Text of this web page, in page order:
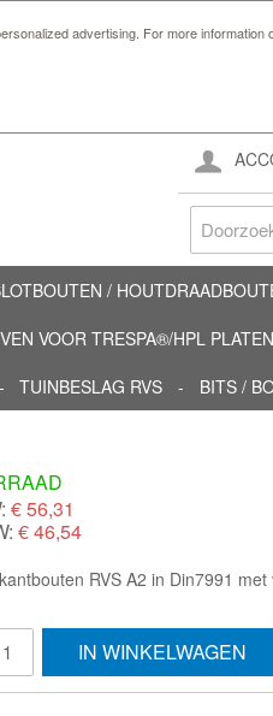
advertising. For more information
/
VOOR TRESPA®/HPL PLATEN
TUINBESLAG RVS BITS /
€56,31
€ 46,54
RVS A2 in Din7991
IN WINKELWAGEN